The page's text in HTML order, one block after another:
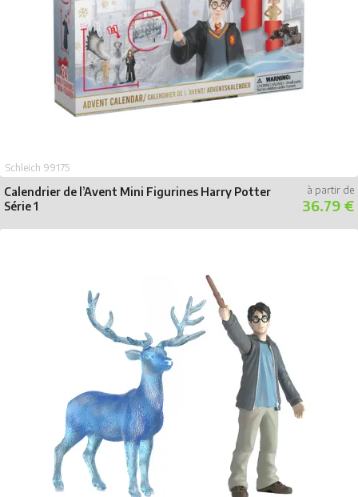
Calendrier de l’Avent Mini Figurines Harry Potter
Série 1
Schleich 99175
36.79 €